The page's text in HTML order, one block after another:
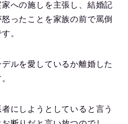
への施しを主張し、結婚記
ったことを家族の前で罵倒
。
ルを愛しているか離婚した
にしようとしていると言う